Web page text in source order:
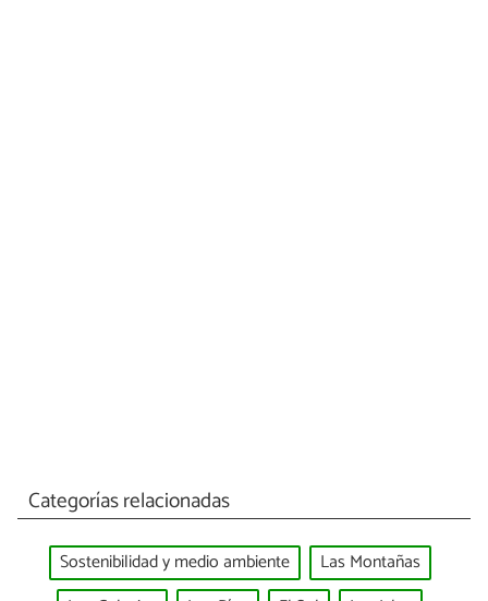
Categorías relacionadas
Sostenibilidad y medio ambiente
Las Montañas